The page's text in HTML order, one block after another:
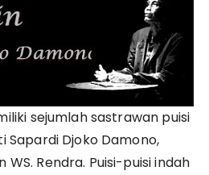
sejumlah sastrawan puisi
Djoko Damono,
Rendra. Puisi-puisi indah